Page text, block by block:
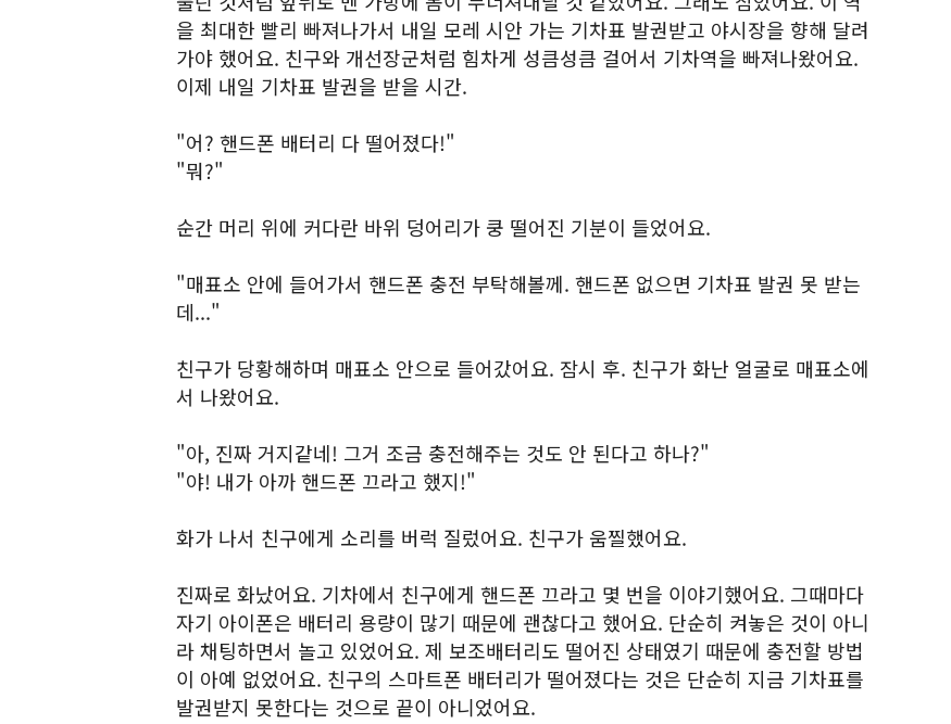
을 최대한 빨리 빠져나가서 내일 모레 시안 가는 기차표 발권받고 야시장을 향해 달려
가야 했어요. 친구와 개선장군처럼 힘차게 성큼성큼 걸어서 기차역을 빠져나왔어요.
이제 내일 기차표 발권을 받을 시간.
"어? 핸드폰 배터리 다 떨어졌다!"
"뭐?"
순간 머리 위에 커다란 바위 덩어리가 쿵 떨어진 기분이 들었어요.
"매표소 안에 들어가서 핸드폰 충전 부탁해볼께. 핸드폰 없으면 기차표 발권 못 받는
데..."
친구가 당황해하며 매표소 안으로 들어갔어요. 잠시 후. 친구가 화난 얼굴로 매표소에
서 나왔어요.
"아, 진짜 거지같네! 그거 조금 충전해주는 것도 안 된다고 하나?"
"야! 내가 아까 핸드폰 끄라고 했지!"
화가 나서 친구에게 소리를 버럭 질렀어요. 친구가 움찔했어요.
진짜로 화났어요. 기차에서 친구에게 핸드폰 끄라고 몇 번을 이야기했어요. 그때마다
자기 아이폰은 배터리 용량이 많기 때문에 괜찮다고 했어요. 단순히 켜놓은 것이 아니
라 채팅하면서 놀고 있었어요. 제 보조배터리도 떨어진 상태였기 때문에 충전할 방법
이 아예 없었어요. 친구의 스마트폰 배터리가 떨어졌다는 것은 단순히 지금 기차표를
발권받지 못한다는 것으로 끝이 아니었어요.